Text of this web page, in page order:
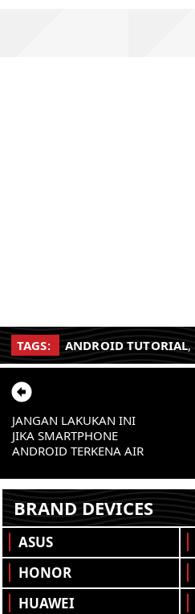
TAGS: ANDROID TUTORIAL,
JANGAN LAKUKAN INI
JIKA SMARTPHONE
ANDROID TERKENA AIR
BRAND DEVICES
ASUS
HONOR
HUAWEI